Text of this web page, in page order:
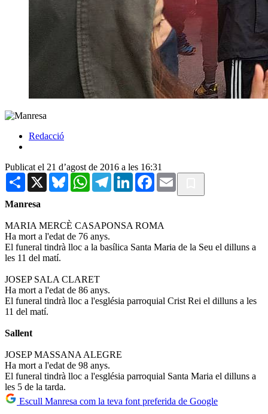
Redacció
Publicat el 21 d’agost de 2016 a les 16:31
Share X BlueskyWhatsAppTelegramLinkedInFacebook
Email
Manresa
MARIA MERCÈ CASAPONSA ROMA
Ha mort a l'edat de 76 anys.
El funeral tindrà lloc a la basílica Santa Maria de la Seu el dilluns a
les 11 del matí.
JOSEP SALA CLARET
Ha mort a l'edat de 86 anys.
El funeral tindrà lloc a l'església parroquial Crist Rei el dilluns a les
11 del matí.
Sallent
JOSEP MASSANA ALEGRE
Ha mort a l'edat de 98 anys.
El funeral tindrà lloc a l'església parroquial Santa Maria el dilluns a
les 5 de la tarda.
Escull Manresa com la teva font preferida de Google